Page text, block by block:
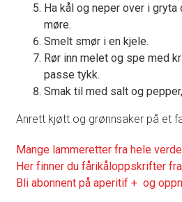
Ha kål og neper over i
møre.
Smelt smør i en kjele.
Rør inn melet og spe med
passe tykk.
Smak til med salt og
Anrett kjøtt og grønnsaker på et
Mange lammeretter fra hele
Her finner du fårikåloppskrifter
Bli abonnent på aperitif + og